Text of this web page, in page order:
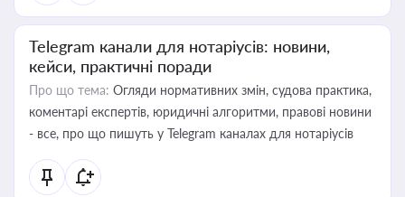
Telegram канали для нотаріусів: новини,
кейси, практичні поради
Про що тема: Огляди нормативних змін, судова практика,
коментарі експертів, юридичні алгоритми, правові новини
- все, про що пишуть у Telegram каналах для нотаріусів